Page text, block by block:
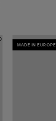
MADE IN EUROPE